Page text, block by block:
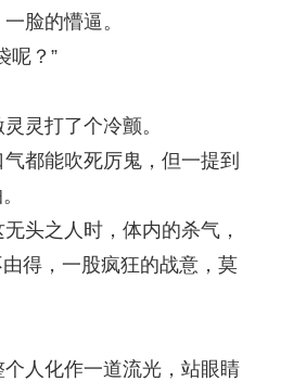
脸的懵逼。
呢？”
灵打了个冷颤。
都能吹死厉鬼，但一提到
头之人时，体内的杀气，
得，一股疯狂的战意，莫
人化作一道流光，站眼睛